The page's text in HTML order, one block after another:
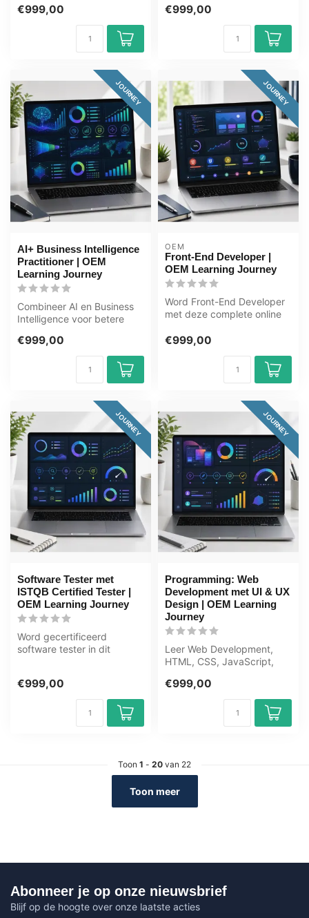
€999,00 €999,00
JOURNEY
AI+ Business Intelligence
Practitioner | OEM
Learning Journey
Combineer AI en Business
Intelligence voor betere
leertraje...
€999,00
JOURNEY
OEM
Front-End Developer |
OEM Learning Journey
Word Front-End Developer
met deze complete online
CSS, ...
€999,00
JOURNEY
Software Tester met
ISTQB Certified Tester |
OEM Learning Journey
Word gecertificeerd
software tester in dit
€999,00
JOURNEY
Programming: Web
Development met UI & UX
Design | OEM Learning
Journey
Leer Web Development,
HTML, CSS, JavaScript,
expert in dit...
€999,00
Toon 1 - 20 van 22
Toon meer
Abonneer je op onze nieuwsbrief
Blijf op de hoogte over onze laatste acties